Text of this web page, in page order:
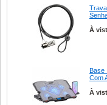
À
Base
Com
À